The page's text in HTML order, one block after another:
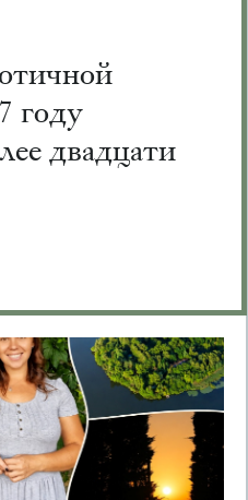
году
двадцати